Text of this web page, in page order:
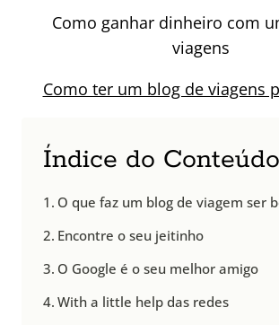
Como ganhar dinheiro com
viagens
Como ter um blog de viagens
Índice do Conteúdo
O que faz um blog de viagem ser
Encontre o seu jeitinho
O Google é o seu melhor amigo
With a little help das redes